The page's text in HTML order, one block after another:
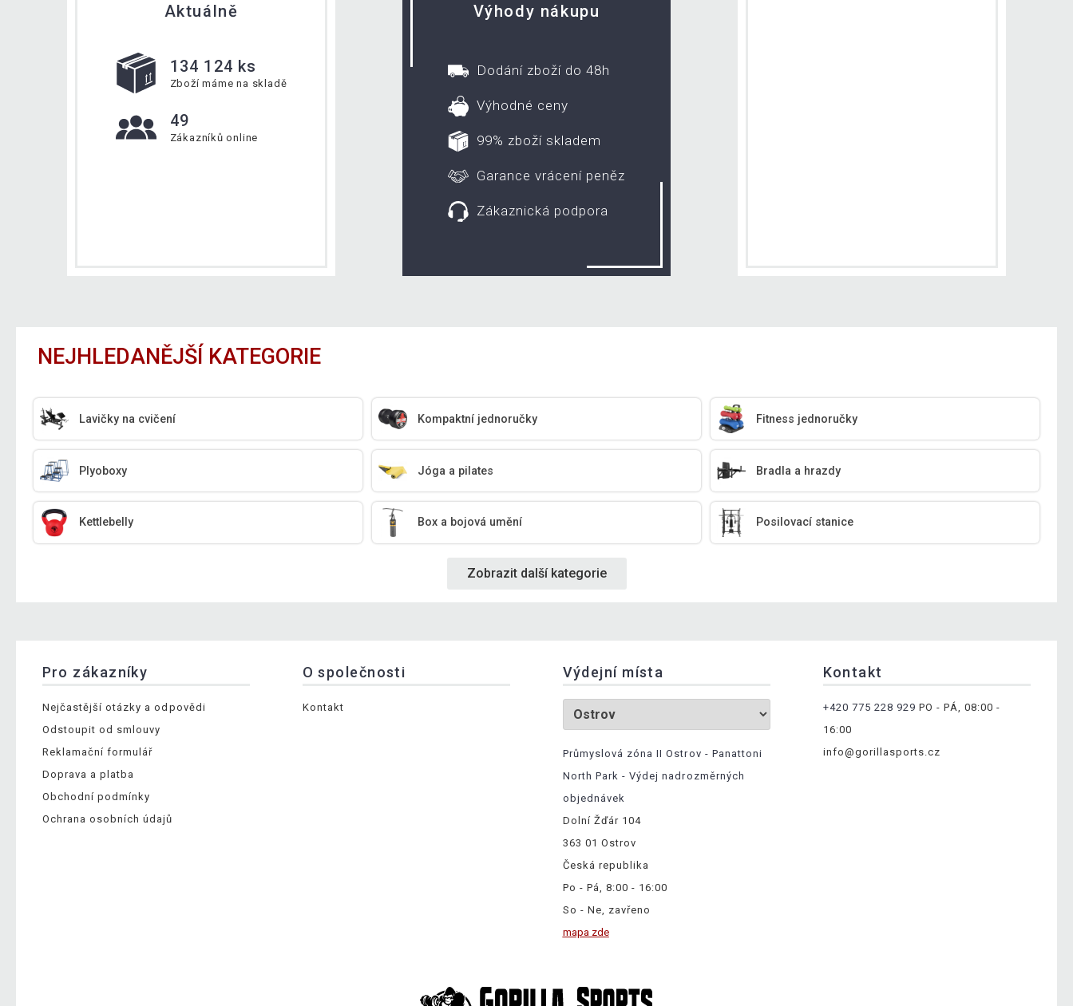
Aktuálně
134 124 ks
Zboží máme na skladě
49
Zákazníků online
Výhody nákupu
Dodání zboží do 48h
Výhodné ceny
99% zboží skladem
Garance vrácení peněz
Zákaznická podpora
NEJHLEDANĚJŠÍ KATEGORIE
Lavičky na cvičení Kompaktní jednoručky Fitness jednoručky
Plyoboxy Jóga a pilates Bradla a hrazdy
Kettlebelly Box a bojová umění Posilovací stanice
Zobrazit další kategorie
Pro zákazníky
Nejčastější otázky a odpovědi
Odstoupit od smlouvy
Reklamační formulář
Doprava a platba
Obchodní podmínky
Ochrana osobních údajů
O společnosti
Kontakt
Výdejní místa
Průmyslová zóna II Ostrov - Panattoni
North Park - Výdej nadrozměrných
objednávek
Dolní Žďár 104
363 01 Ostrov
Česká republika
Po - Pá, 8:00 - 16:00
So - Ne, zavřeno
mapa zde
Kontakt
+420 775 228 929 PO - PÁ, 08:00 -
16:00
info@gorillasports.cz